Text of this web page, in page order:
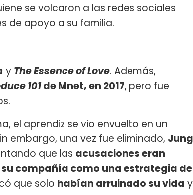
se volcaron a las redes sociales
de apoyo a su familia.
y The Essence of Love. Además,
101de Mnet, en 2017, pero fue
el aprendiz se vio envuelto en un
embargo, una vez fue eliminado, Jung
que las acusaciones eran
compañía como una estrategia de
que solo habían arruinado su vida y